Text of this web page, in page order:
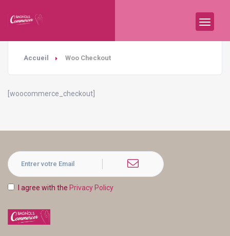
Accueil Woo Checkout
[woocommerce_checkout]
I agree with the Privacy Policy